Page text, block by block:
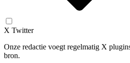
X Twitter
Onze redactie voegt regelmatig X
bron.